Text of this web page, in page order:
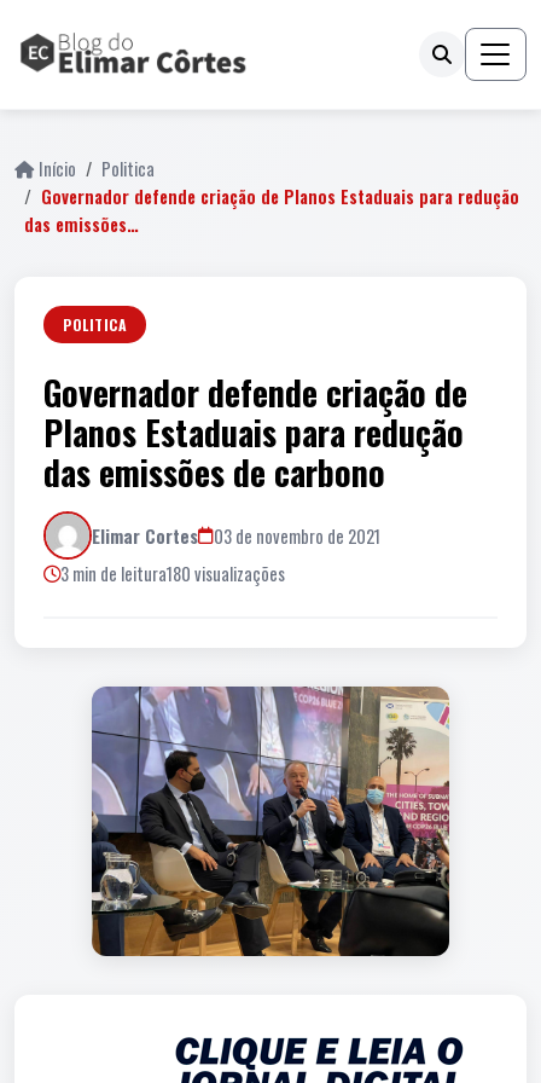
Início
Politica
Governador defende criação de Planos Estaduais para redução
das emissões…
POLITICA
Governador defende criação de
Planos Estaduais para redução
das emissões de carbono
Elimar Cortes
03 de novembro de 2021
3 min de leitura180 visualizações